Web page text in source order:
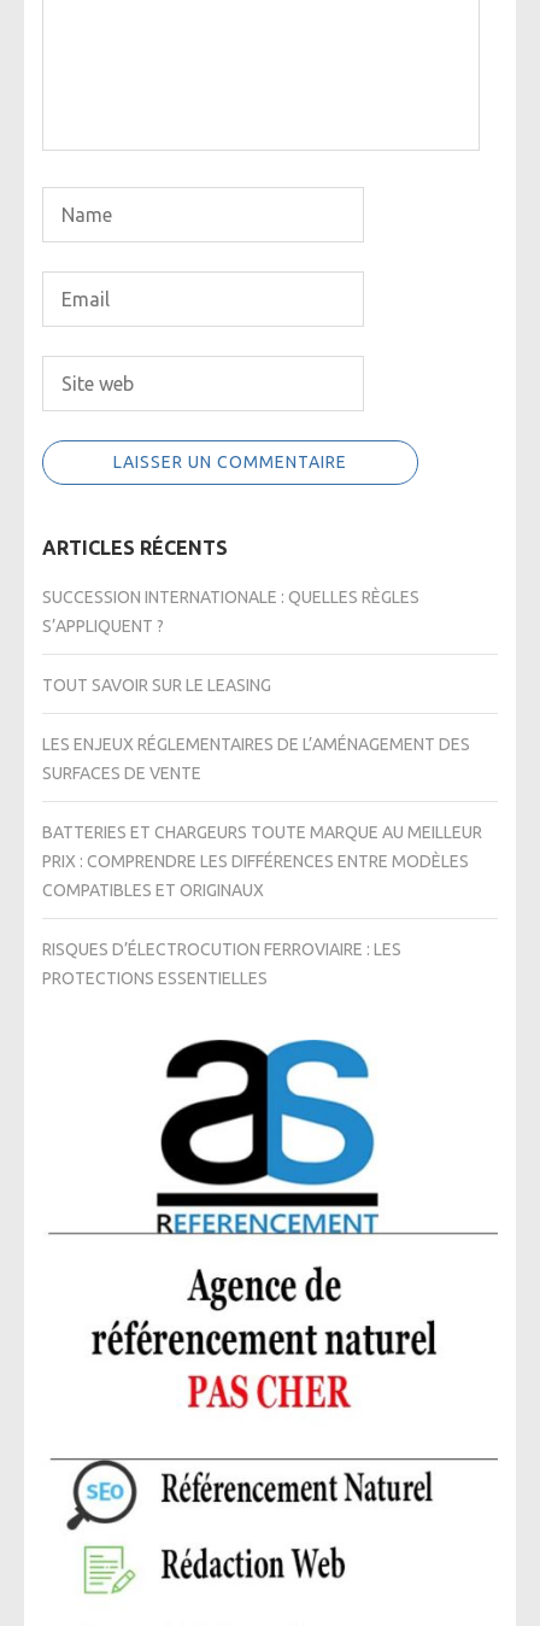
ARTICLES RÉCENTS
SUCCESSION INTERNATIONALE : QUELLES RÈGLES
S’APPLIQUENT ?
TOUT SAVOIR SUR LE LEASING
LES ENJEUX RÉGLEMENTAIRES DE L’AMÉNAGEMENT DES
SURFACES DE VENTE
BATTERIES ET CHARGEURS TOUTE MARQUE AU MEILLEUR
PRIX : COMPRENDRE LES DIFFÉRENCES ENTRE MODÈLES
COMPATIBLES ET ORIGINAUX
RISQUES D’ÉLECTROCUTION FERROVIAIRE : LES
PROTECTIONS ESSENTIELLES